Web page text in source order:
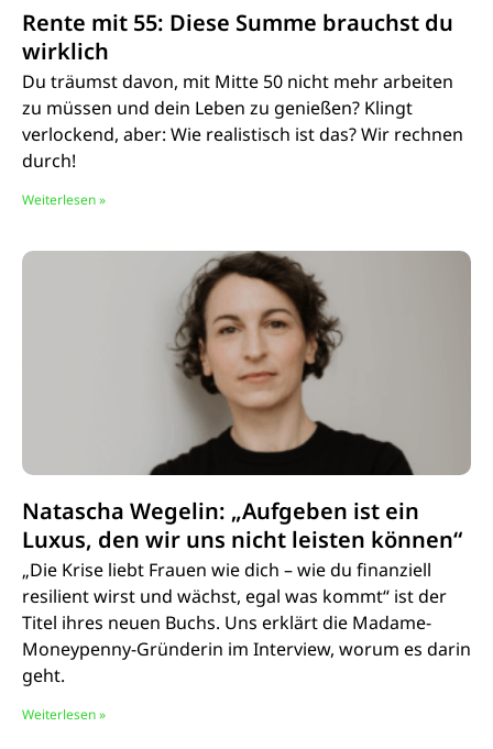
Rente mit 55: Diese Summe brauchst du
wirklich
Du träumst davon, mit Mitte 50 nicht mehr arbeiten
zu müssen und dein Leben zu genießen? Klingt
verlockend, aber: Wie realistisch ist das? Wir rechnen
durch!
Weiterlesen »
Natascha Wegelin: „Aufgeben ist ein
Luxus, den wir uns nicht leisten können“
„Die Krise liebt Frauen wie dich – wie du finanziell
resilient wirst und wächst, egal was kommt“ ist der
Titel ihres neuen Buchs. Uns erklärt die Madame-
Moneypenny-Gründerin im Interview, worum es darin
geht.
Weiterlesen »